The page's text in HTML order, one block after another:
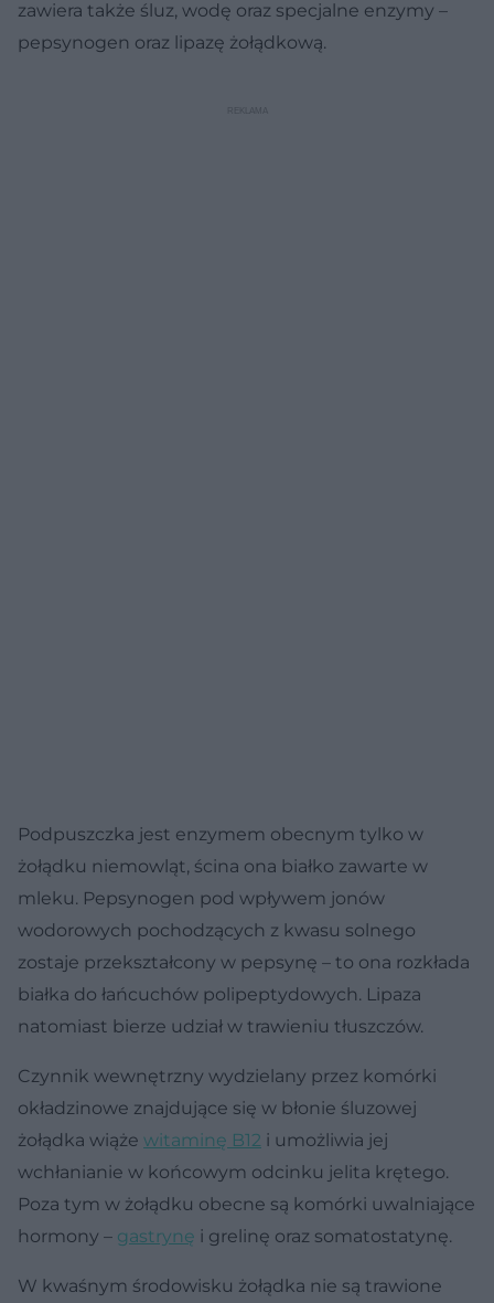
zawiera także śluz, wodę oraz specjalne enzymy –
pepsynogen oraz lipazę żołądkową.
Podpuszczka jest enzymem obecnym tylko w
żołądku niemowląt, ścina ona białko zawarte w
mleku. Pepsynogen pod wpływem jonów
wodorowych pochodzących z kwasu solnego
zostaje przekształcony w pepsynę – to ona rozkłada
białka do łańcuchów polipeptydowych. Lipaza
natomiast bierze udział w trawieniu tłuszczów.
Czynnik wewnętrzny wydzielany przez komórki
okładzinowe znajdujące się w błonie śluzowej
żołądka wiąże witaminę B12 i umożliwia jej
wchłanianie w końcowym odcinku jelita krętego.
Poza tym w żołądku obecne są komórki uwalniające
hormony – gastrynę i grelinę oraz somatostatynę.
W kwaśnym środowisku żołądka nie są trawione